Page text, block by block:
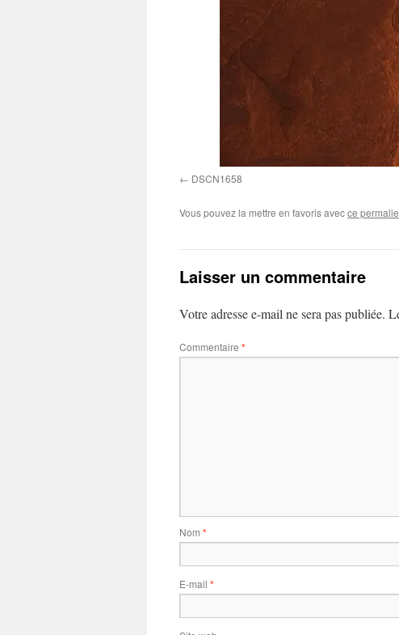
DSCN1658
Vous pouvez la mettre en favoris avecce
Laisser un commentaire
Votre adresse e-mail ne sera pas publiée.
Commentaire *
Nom *
E-mail *